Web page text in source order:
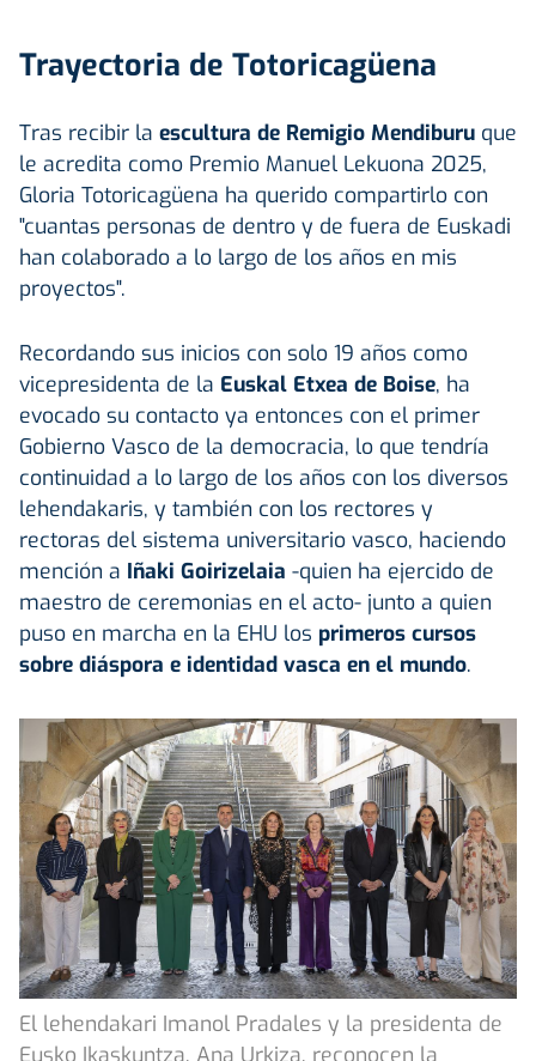
Trayectoria de Totoricagüena
Tras recibir la escultura de Remigio Mendiburu que
le acredita como Premio Manuel Lekuona 2025,
Gloria Totoricagüena ha querido compartirlo con
"cuantas personas de dentro y de fuera de Euskadi
han colaborado a lo largo de los años en mis
proyectos".
Recordando sus inicios con solo 19 años como
vicepresidenta de la Euskal Etxea de Boise, ha
evocado su contacto ya entonces con el primer
Gobierno Vasco de la democracia, lo que tendría
continuidad a lo largo de los años con los diversos
lehendakaris, y también con los rectores y
rectoras del sistema universitario vasco, haciendo
mención a Iñaki Goirizelaia -quien ha ejercido de
maestro de ceremonias en el acto- junto a quien
puso en marcha en la EHU los primeros cursos
sobre diáspora e identidad vasca en el mundo.
El lehendakari Imanol Pradales y la presidenta de
Eusko Ikaskuntza, Ana Urkiza, reconocen la